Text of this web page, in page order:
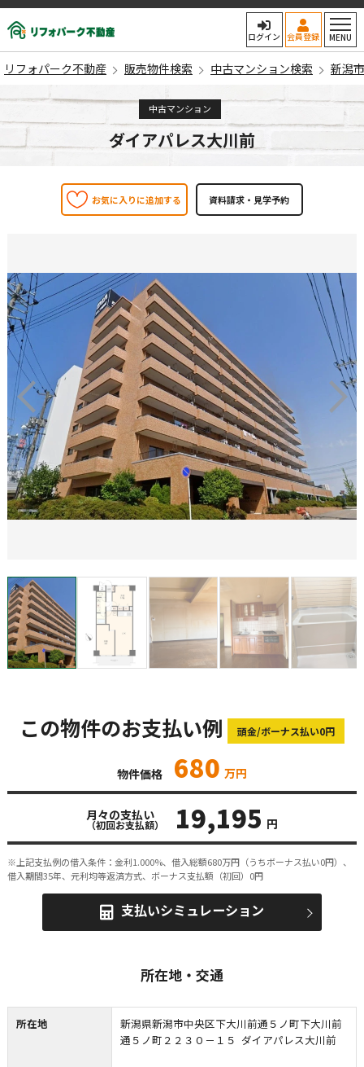
リフォパーク不動産
ログイン 会員登録 MENU
リフォパーク不動産 販売物件検索 中古マンション検索 新潟
中古マンション
ダイアパレス大川前
お気に入りに追加する
この物件のお支払い例 頭金/ボーナス払い0円
物件価格 680 万円
月々の支払い
（初回お支払額） 19,195 円
※上記支払例の借入条件：金利1.000%、借入総額680万円（うちボーナス払い0円）、
借入期間35年、元利均等返済方式、ボーナス支払額（初回）0円
支払いシミュレーション
所在地・交通
所在地
新潟県新潟市中央区下大川前通５ノ町下大川前
通５ノ町２２３０－１５ ダイアパレス大川前